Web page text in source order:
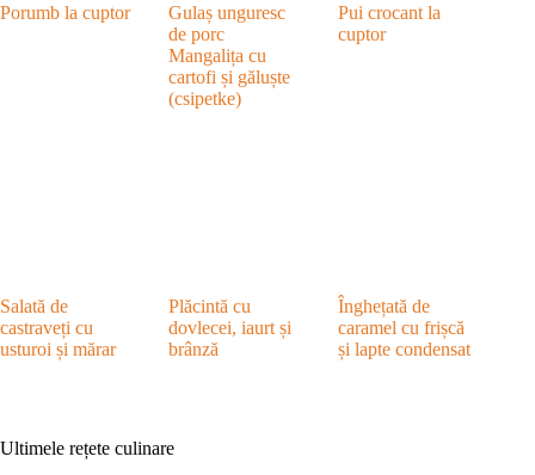
Porumb la cuptor
Gulaș unguresc
de porc
Mangalița cu
cartofi și găluște
(csipetke)
Pui crocant la
cuptor
Salată de
castraveți cu
usturoi și mărar
Plăcintă cu
dovlecei, iaurt și
brânză
Înghețată de
caramel cu frișcă
și lapte condensat
Ultimele rețete culinare